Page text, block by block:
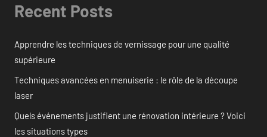
Recent Posts
Apprendre les techniques de vernissage pour une qualité
supérieure
Techniques avancées en menuiserie : le rôle de la découpe
laser
Quels événements justifient une rénovation intérieure ? Voici
les situations types